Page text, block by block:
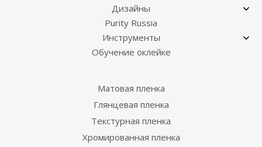
Дизайны
Purity Russia
Инструменты
Обучение оклейке
Матовая пленка
Глянцевая пленка
Текстурная пленка
Хромированная пленка